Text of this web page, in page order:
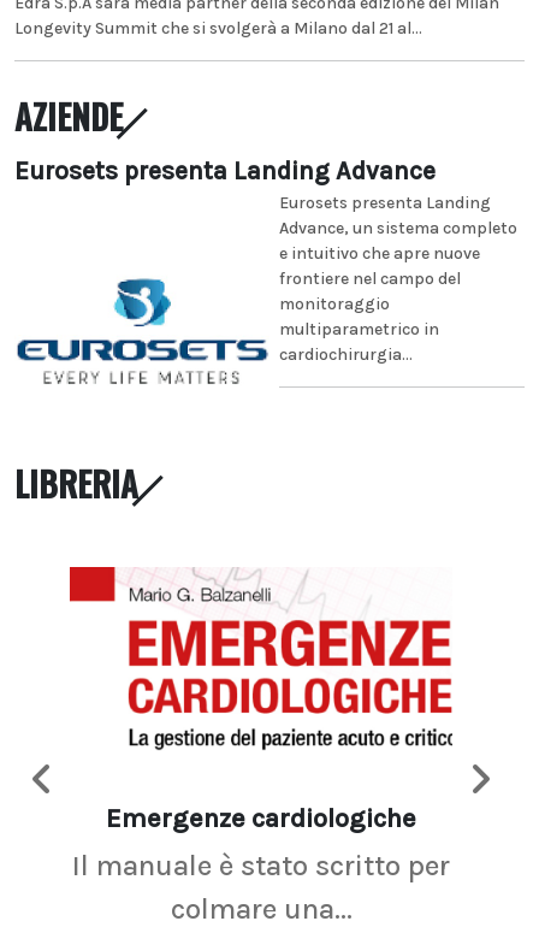
Longevity Summit che si svolgerà a Milano dal 21 al...
AZIENDE
Eurosets presenta Landing Advance
Eurosets presenta Landing
Advance, un sistema completo
e intuitivo che apre nuove
frontiere nel campo del
monitoraggio
multiparametrico in
cardiochirurgia...
LIBRERIA
Emergenze cardiologiche
Il manuale è stato scritto per
colmare una...